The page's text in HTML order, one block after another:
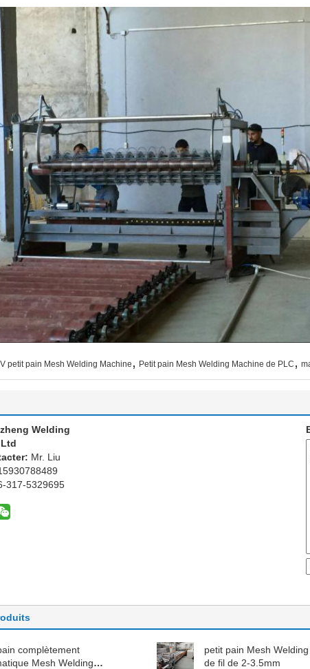
petit pain Mesh Welding Machine Petit pain Mesh Welding Machine de PLC
Welding
Mr. Liu
317-5329695
complètement
Mesh Welding
petit pain Mesh
de fil de 2-3.5mm